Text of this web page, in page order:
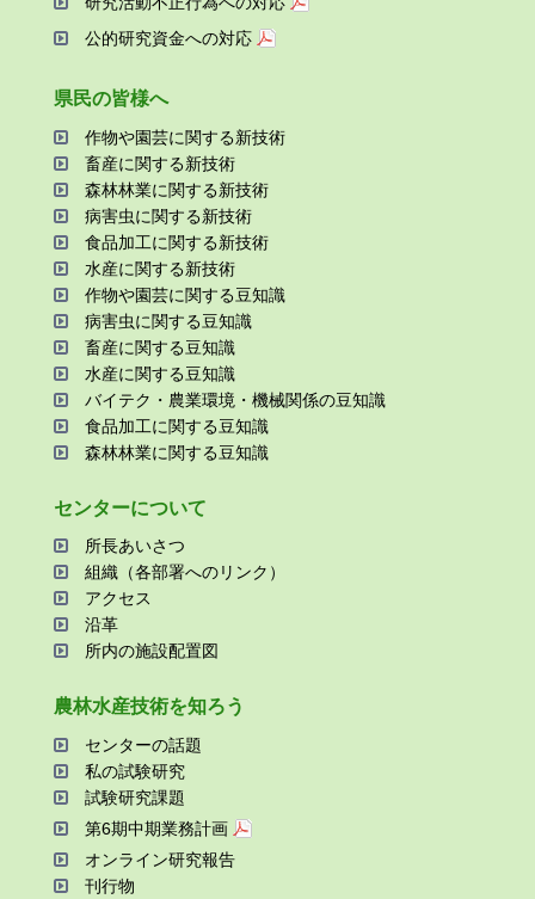
公的研究資金への対応
県⺠の皆様へ
作物や園芸に関する新技術
畜産に関する新技術
森林林業に関する新技術
病害⾍に関する新技術
⾷品加⼯に関する新技術
⽔産に関する新技術
作物や園芸に関する⾖知識
病害⾍に関する⾖知識
畜産に関する⾖知識
⽔産に関する⾖知識
バイテク・農業環境・機械関係の⾖知識
⾷品加⼯に関する⾖知識
森林林業に関する⾖知識
センターについて
所⻑あいさつ
組織（各部署へのリンク）
アクセス
沿⾰
所内の施設配置図
農林⽔産技術を知ろう
センターの話題
私の試験研究
試験研究課題
第6期中期業務計画
オンライン研究報告
刊⾏物